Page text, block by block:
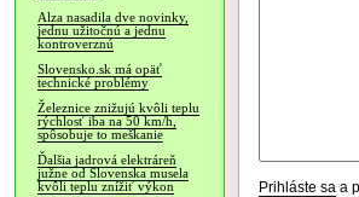
Alza nasadila dve novinky,
jednu užitočnú a jednu
kontroverznú
Slovensko.sk má opäť
technické problémy
Železnice znižujú kvôli teplu
rýchlosť iba na 50 km/h,
spôsobuje to meškanie
Ďalšia jadrová elektráreň
južne od Slovenska musela
kvôli teplu znížiť výkon
Prihláste sa a